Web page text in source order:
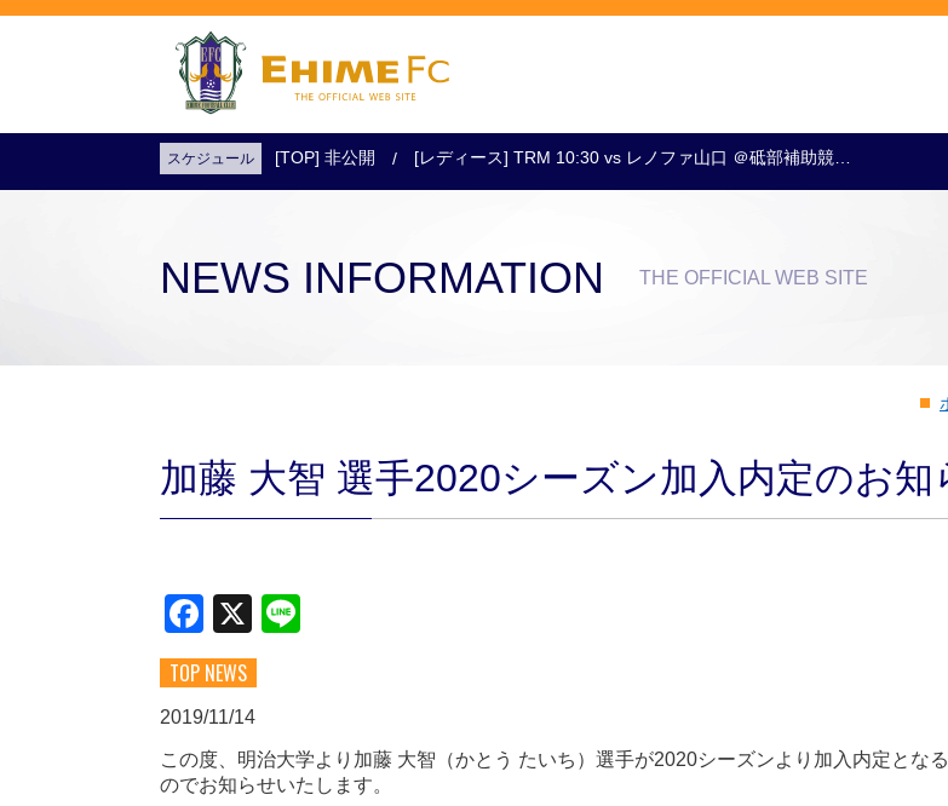
試合日程・結果 アクセス クラブ・会社情報 レディース
スケジュール [TOP] 非公開 [レディース] TRM 10:30 vs レノファ山口 ＠砥部補助競…
NEWS INFORMATION THE OFFICIAL WEB SITE
加藤 大智 選手2020シーズン加入内定のお知
Facebook
X
TOP NEWS
2019/11/14
この度、明治大学より加藤 大智（かとう たいち）選手が2020シーズンより加入内定とな
のでお知らせいたします。